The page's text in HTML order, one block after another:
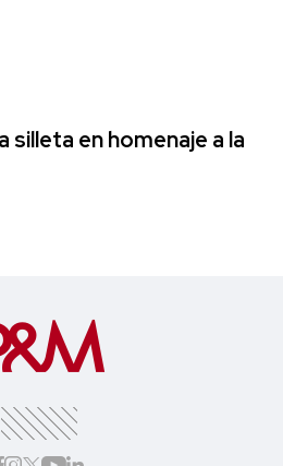
silleta en homenaje a la